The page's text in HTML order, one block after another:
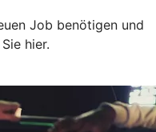
Job benötigen und
hier.